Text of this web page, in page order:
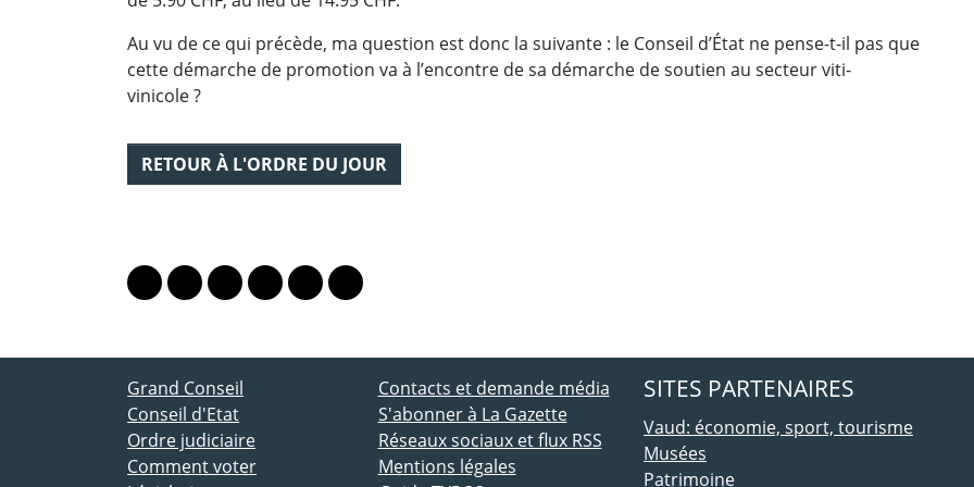
Au vu de ce qui précède, ma question est donc la suivante : le Conseil d’État ne pense-t-il pas que
cette démarche de promotion va à l’encontre de sa démarche de soutien au secteur viti-
vinicole ?
RETOUR À L'ORDRE DU JOUR
Lien vers le profil Mastodon
Lien vers le profil Bluesky
Lien vers le profil Instagram
Lien vers le profil Linkedin
Lien vers le profil Facebook
Lien vers le profil Twitter
ACCÈS DIRECT
Grand Conseil
Conseil d'Etat
Ordre judiciaire
Comment voter
Contacts et demande média
S'abonner à La Gazette
Réseaux sociaux et flux RSS
Mentions légales
SITES PARTENAIRES
Vaud: économie, sport, tourisme
Musées
Patrimoine